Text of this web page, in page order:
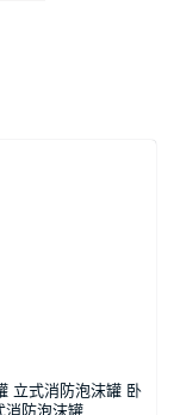
立式消防泡沫罐 卧
消防泡沫罐